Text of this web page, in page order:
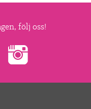
följ oss!